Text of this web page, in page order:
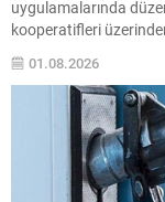
uygulamalarında
kooperatifleri
Temmuz 2026
böylece esnafın
01.08.2026